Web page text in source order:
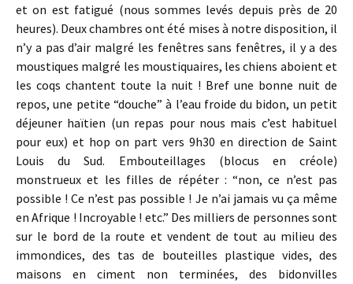
et on est fatigué (nous sommes levés depuis près de 20
heures). Deux chambres ont été mises à notre disposition, il
n’y a pas d’air malgré les fenêtres sans fenêtres, il y a des
moustiques malgré les moustiquaires, les chiens aboient et
les coqs chantent toute la nuit ! Bref une bonne nuit de
repos, une petite “douche” à l’eau froide du bidon, un petit
déjeuner haïtien (un repas pour nous mais c’est habituel
pour eux) et hop on part vers 9h30 en direction de Saint
Louis du Sud. Embouteillages (blocus en créole)
monstrueux et les filles de répéter : “non, ce n’est pas
possible ! Ce n’est pas possible ! Je n’ai jamais vu ça même
en Afrique ! Incroyable ! etc.” Des milliers de personnes sont
sur le bord de la route et vendent de tout au milieu des
immondices, des tas de bouteilles plastique vides, des
maisons en ciment non terminées, des bidonvilles